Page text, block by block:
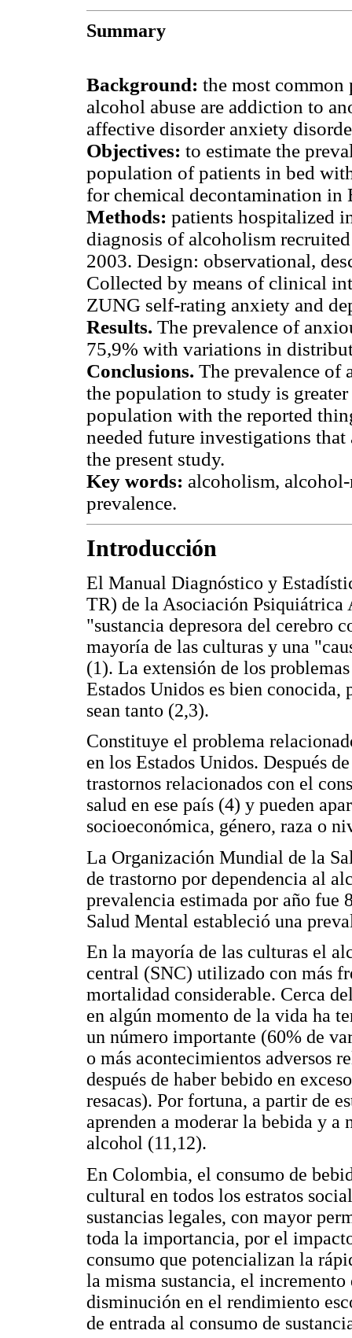
Summary
Background: the most common
alcohol abuse are addiction to
affective disorder anxiety
Objectives: to estimate the
population of patients in bed
for chemical decontamination in
Methods: patients hospitalized
diagnosis of alcoholism
2003. Design: observational,
Collected by means of clinical
ZUNG self-rating anxiety and
Results. The prevalence of
75,9% with variations in
Conclusions. The prevalence of
the population to study is
population with the reported
needed future investigations
the present study.
Key words: alcoholism,
prevalence.
Introducción
El Manual Diagnóstico y
TR) de la Asociación
"sustancia depresora del cerebro
mayoría de las culturas y una
(1). La extensión de los
Estados Unidos es bien conocida,
sean tanto (2,3).
Constituye el problema
en los Estados Unidos. Después
trastornos relacionados con el
salud en ese país (4) y pueden
socioeconómica, género, raza o
La Organización Mundial de la
de trastorno por dependencia al
prevalencia estimada por año fue
Salud Mental estableció una
En la mayoría de las culturas el
central (SNC) utilizado con más
mortalidad considerable. Cerca
en algún momento de la vida ha
un número importante (60% de
o más acontecimientos adversos
después de haber bebido en
resacas). Por fortuna, a partir de
aprenden a moderar la bebida y a
alcohol (11,12).
En Colombia, el consumo de
cultural en todos los estratos
sustancias legales, con mayor
toda la importancia, por el
consumo que potencializan la
la misma sustancia, el
disminución en el rendimiento
de entrada al consumo de